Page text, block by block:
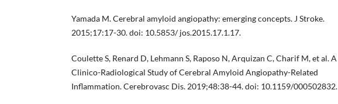
Yamada M. Cerebral amyloid angiopathy: emerging concepts. J Stroke.
2015;17:17-30. doi: 10.5853/ jos.2015.17.1.17.
Coulette S, Renard D, Lehmann S, Raposo N, Arquizan C, Charif M, et al. A
Clinico-Radiological Study of Cerebral Amyloid Angiopathy-Related
Inflammation. Cerebrovasc Dis. 2019;48:38-44. doi: 10.1159/000502832.